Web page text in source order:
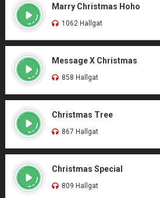
Marry Christmas Hoho
1062 Hallgat
Message X Christmas
858 Hallgat
Christmas Tree
867 Hallgat
Christmas Special
809 Hallgat